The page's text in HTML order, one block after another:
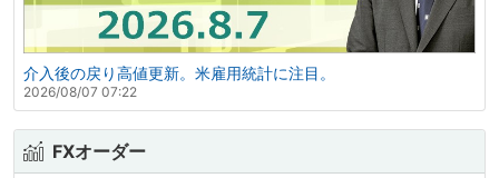
介入後の戻り高値更新。米雇用統計に注目。
2026/08/07 07:22
FXオーダー